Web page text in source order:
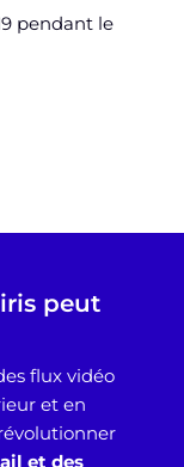
pendant le
peut
flux vidéo
et en
et des